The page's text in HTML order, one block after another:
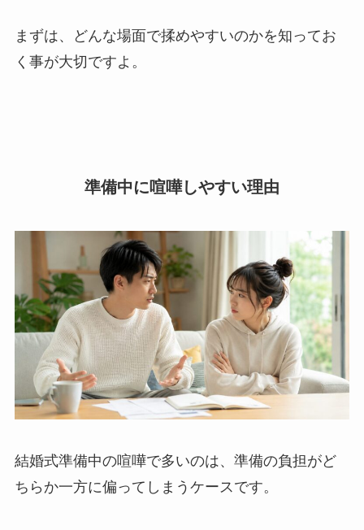
まずは、どんな場面で揉めやすいのかを知ってお
く事が大切ですよ。
準備中に喧嘩しやすい理由
結婚式準備中の喧嘩で多いのは、準備の負担がど
ちらか一方に偏ってしまうケースです。